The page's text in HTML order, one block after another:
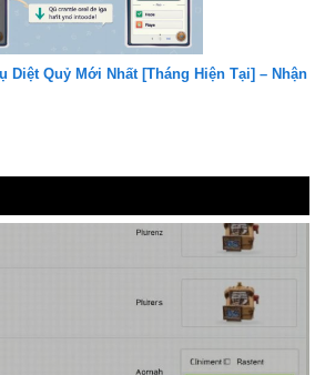
Diệt Quỷ Mới Nhất [Tháng Hiện Tại] – Nhận